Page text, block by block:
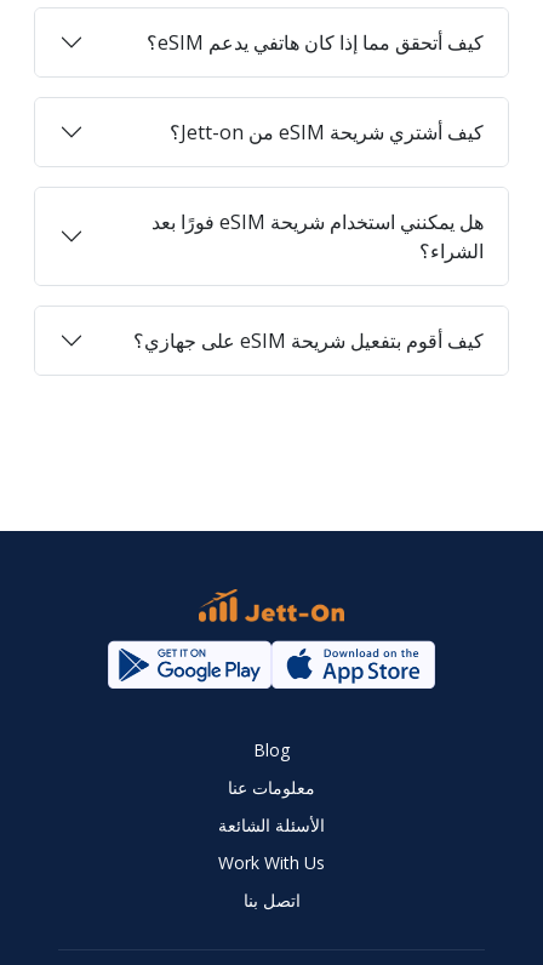
كيف أتحقق مما إذا كان هاتفي يدعم eSIM؟
كيف أشتري شريحة eSIM من Jett-on؟
هل يمكنني استخدام شريحة eSIM فورًا بعد
الشراء؟
كيف أقوم بتفعيل شريحة eSIM على جهازي؟
Blog
معلومات عنا
الأسئلة الشائعة
Work With Us
اتصل بنا